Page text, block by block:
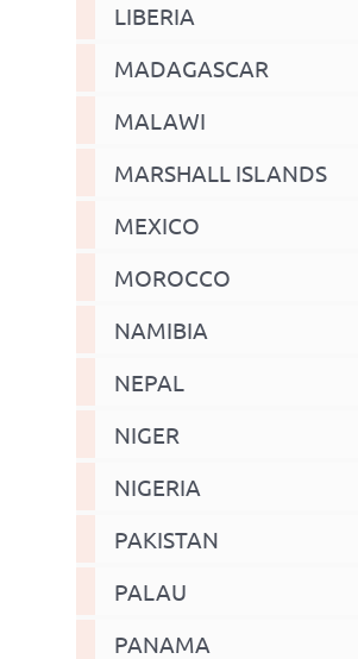
LIBERIA
MADAGASCAR
MALAWI
MARSHALL ISLANDS
MEXICO
MOROCCO
NAMIBIA
NEPAL
NIGER
NIGERIA
PAKISTAN
PALAU
PANAMA